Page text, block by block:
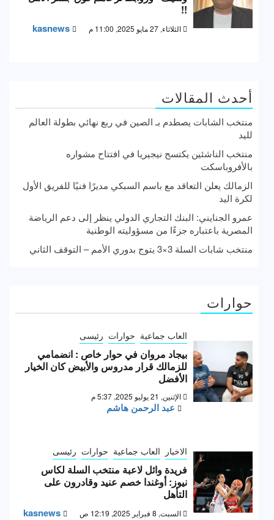
!!
الثلاثاء, 27 مايو 2025, 11:00 م kasnews
أحدث المقالات
منتخب الشابات يصطدم بـ الصين في ربع نهائي بطولة العالم
لليد
منتخب الناشئين يكتسح نيجيريا في افتتاح مشواره
بالأفروباسكت
الزمالك يعلن التعاقد مع باسم السبكي مديرًا فنيًا للفريق الأول
لكرة اليد
عمرو الجنايني: البنك التجاري الدولي ينظر إلى دعم الرياضة
المصرية باعتباره جزءًا من مسؤوليته الوطنية
منتخب شابات السلة 3×3 يتوج بدوري الأمم – التوقف الثاني
حوارات
العاب جماعية حوارات رئيسى
بيجاد مروان في حوار خاص : انضمامي
للزمالك قرار مدروس والأبيض كان الخيار
الأفضل
الإثنين, 21 يوليو 2025, 5:37 م
عبد الرحمن هاشم
الاخبار العاب جماعية حوارات رئيسى
فريدة وائل لاعبة منتخب السلة لكاس
نيوز: أوغندا خصم عنيد وقادرون على
التأهل
السبت, 8 فبراير 2025, 12:19 ص kasnews